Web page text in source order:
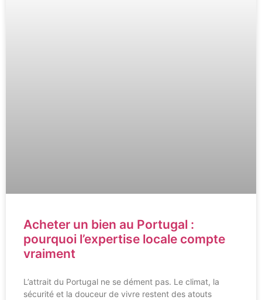
Acheter un bien au Portugal :
pourquoi l’expertise locale compte
vraiment
L’attrait du Portugal ne se dément pas. Le climat, la
sécurité et la douceur de vivre restent des atouts